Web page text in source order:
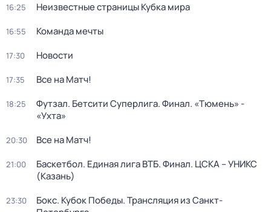
16:25 Неизвестные страницы Кубка мира
16:55 Команда мечты
17:30 Новости
17:35 Все на Матч!
18:25
Футзал. Бетсити Суперлига. Финал. «Тюмень» -
«Ухта»
20:30 Все на Матч!
21:00
Баскетбол. Единая лига ВТБ. Финал. ЦСКА – УНИКС
(Казань)
23:30
Бокс. Кубок Победы. Трансляция из Санкт-